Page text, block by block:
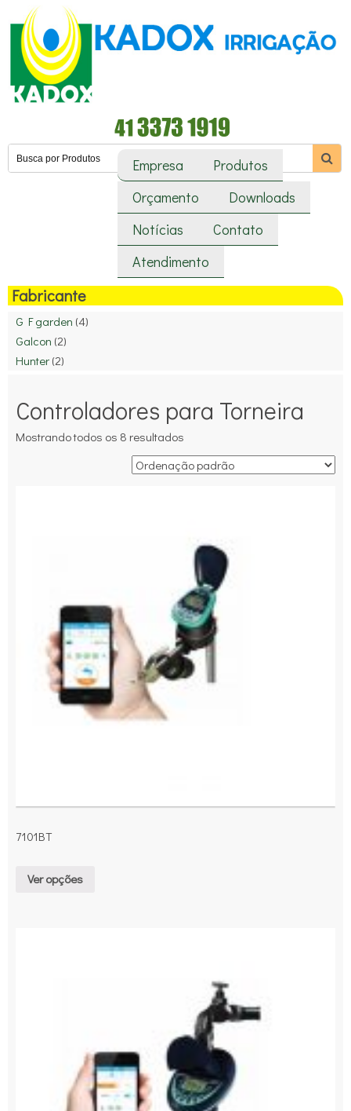
Empresa
Produtos
Orçamento
Downloads
Notícias
Contato
Atendimento
Fabricante
G F garden (4)
Galcon (2)
Hunter (2)
Controladores para Torneira
Mostrando todos os 8 resultados
7101BT
Ver opções